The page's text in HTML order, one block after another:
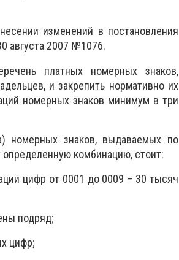
изменений в постановления
августа 2007 №1076.
платных номерных знаков,
и закрепить нормативно их
номерных знаков минимум в три
номерных знаков, выдаваемых по
комбинацию, стоит:
цифр от 0001 до 0009 – 30 тысяч
подряд;
цифр;